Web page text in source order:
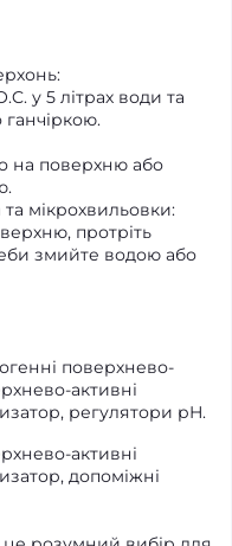
у 5 літрах води та
ганчіркою.
на поверхню або
мікрохвильовки:
протріть
змийте водою або
поверхнево-
активні
регулятори pH.
активні
допоміжні